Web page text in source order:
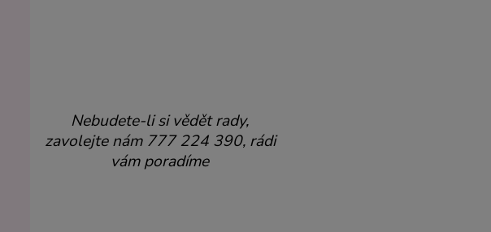
Nebudete-li si vědět rady,
zavolejte nám 777 224 390, rádi
vám poradíme